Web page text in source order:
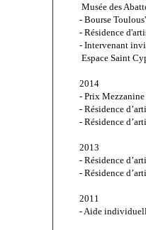
Musée des
- Bourse
- Résidence
- Intervenant
Espace Saint
2014
- Prix
- Résidence
- Résidence
2013
- Résidence
- Résidence
2011
- Aide